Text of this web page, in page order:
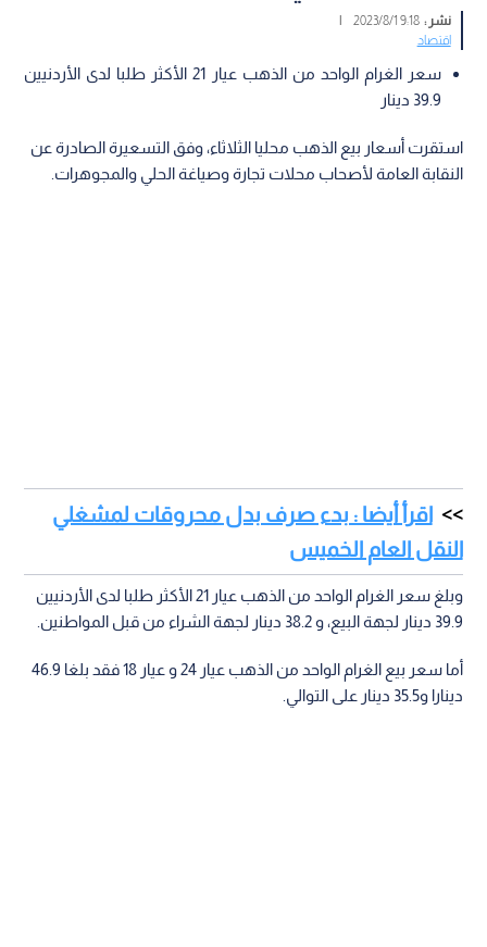
نشر :9:18 2023/8/1
|
اقتصاد
سعر الغرام الواحد من الذهب عيار 21 الأكثر طلبا لدى الأردنيين
39.9 دينار
استقرت أسعار بيع الذهب محليا الثلاثاء، وفق التسعيرة الصادرة عن
النقابة العامة لأصحاب محلات تجارة وصياغة الحلي والمجوهرات.
اقرأ أيضا : بدء صرف بدل محروقات لمشغلي
النقل العام الخميس
وبلغ سعر الغرام الواحد من الذهب عيار 21 الأكثر طلبا لدى الأردنيين
39.9 دينار لجهة البيع، و 38.2 دينار لجهة الشراء من قبل المواطنين.
أما سعر بيع الغرام الواحد من الذهب عيار 24 و عيار 18 فقد بلغا 46.9
دينارا و35.5 دينار على التوالي.